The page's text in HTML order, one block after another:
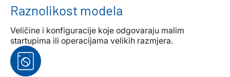
Raznolikost modela
Veličine i konfiguracije koje odgovaraju malim
startupima ili operacijama velikih razmjera.